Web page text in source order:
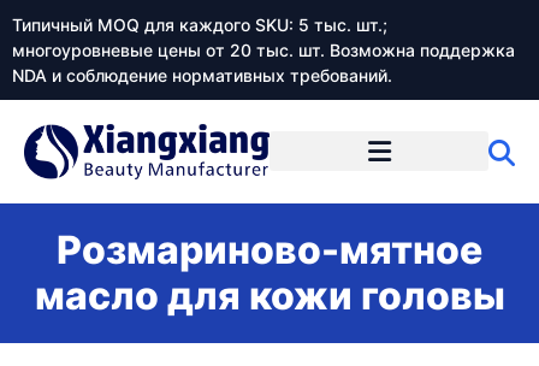
Типичный MOQ для каждого SKU: 5 тыс. шт.;
многоуровневые цены от 20 тыс. шт. Возможна поддержка
NDA и соблюдение нормативных требований.
Розмариново-мятное
масло для кожи головы